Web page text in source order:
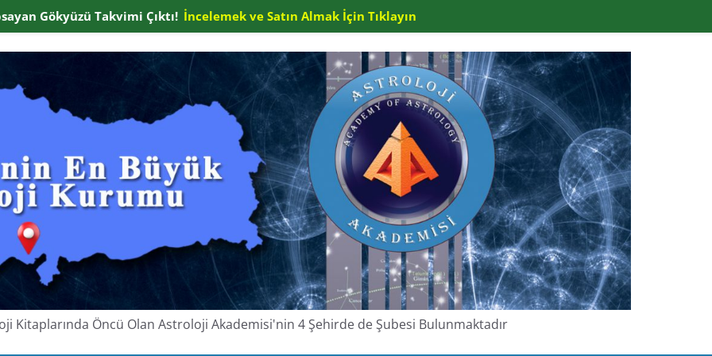
Kitaplarında Öncü Olan Astroloji Akademisi'nin 4 Şehirde de Şubesi Bulunmaktadır
Gökyüzü Takvimi Çıktı! İncelemek ve Satın Almak İçin Tıklayın